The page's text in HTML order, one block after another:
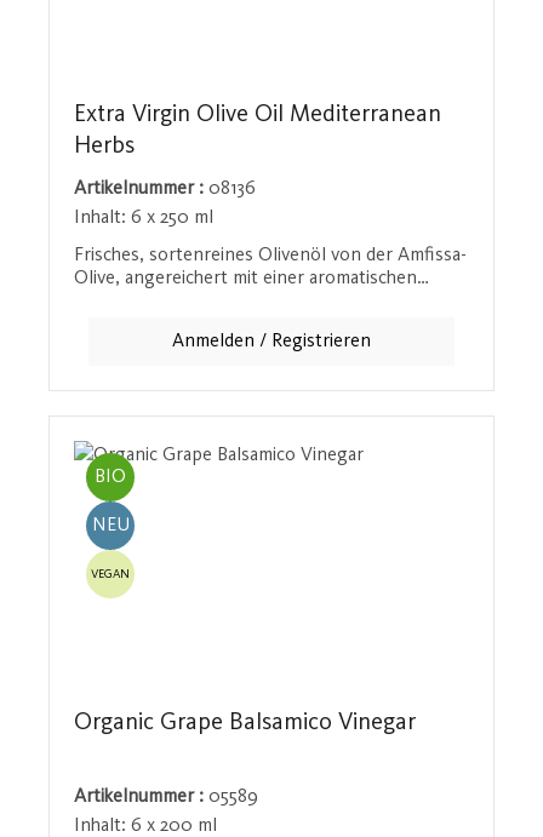
Extra Virgin Olive Oil Mediterranean
Herbs
Artikelnummer : 08136
Inhalt: 6 x 250 ml
Frisches, sortenreines Olivenöl von der Amfissa-
Olive, angereichert mit einer aromatischen
hochwertige Olivenöl ist ein Muss für
mit besonderen Kräutern und Gewürzen
verfeinern möchten. Eine geschmackliche Reise
in den Mittelmeerraum. Bio-Kontrollstellennr.:
AT-BIO-201
Anmelden / Registrieren
BIO
NEU
VEGAN
Organic Grape Balsamico Vinegar
Artikelnummer : 05589
Inhalt: 6 x 200 ml